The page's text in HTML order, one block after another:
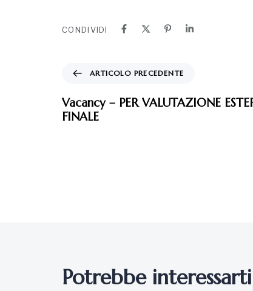
CONDIVIDI
ARTICOLO PRECEDENTE
Vacancy – PER VALUTAZIONE
FINALE
Potrebbe interessarti